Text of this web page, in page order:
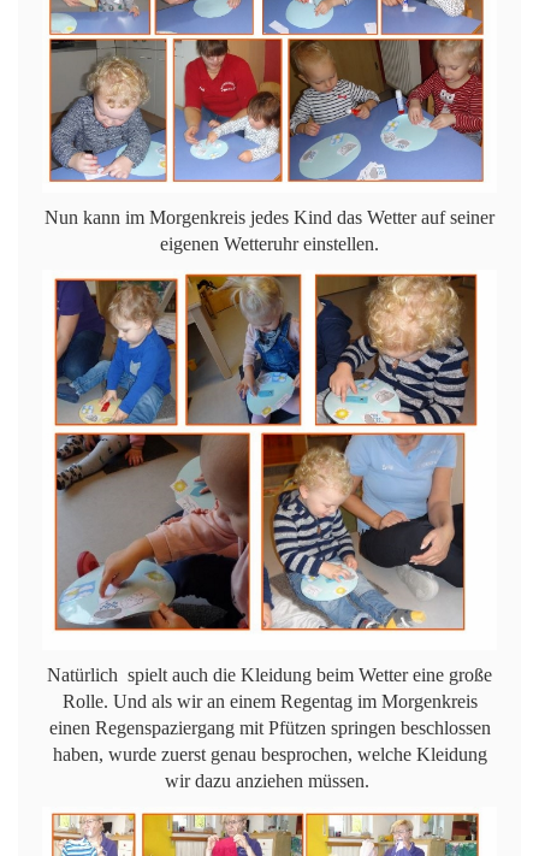
Nun kann im Morgenkreis jedes Kind das Wetter auf seiner
eigenen Wetteruhr einstellen.
Natürlich spielt auch die Kleidung beim Wetter eine große
Rolle. Und als wir an einem Regentag im Morgenkreis
einen Regenspaziergang mit Pfützen springen beschlossen
haben, wurde zuerst genau besprochen, welche Kleidung
wir dazu anziehen müssen.